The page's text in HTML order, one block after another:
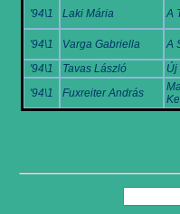
'94\1
Laki Mária A
'94\1 Varga Gabriella
A
'94\1
Tavas László
Új
'94\1
Fuxreiter András